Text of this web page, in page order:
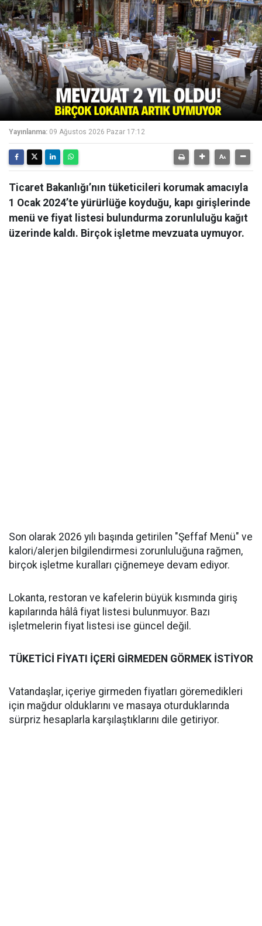
Yayınlanma: 09 Ağustos 2026 Pazar 17:12
Ticaret Bakanlığı’nın tüketicileri korumak amacıyla
1 Ocak 2024’te yürürlüğe koyduğu, kapı girişlerinde
menü ve fiyat listesi bulundurma zorunluluğu kağıt
üzerinde kaldı. Birçok işletme mevzuata uymuyor.
Son olarak 2026 yılı başında getirilen "Şeffaf Menü" ve
kalori/alerjen bilgilendirmesi zorunluluğuna rağmen,
birçok işletme kuralları çiğnemeye devam ediyor.
Lokanta, restoran ve kafelerin büyük kısmında giriş
kapılarında hâlâ fiyat listesi bulunmuyor. Bazı
işletmelerin fiyat listesi ise güncel değil.
TÜKETİCİ FİYATI İÇERİ GİRMEDEN GÖRMEK İSTİYOR
Vatandaşlar, içeriye girmeden fiyatları göremedikleri
için mağdur olduklarını ve masaya oturduklarında
sürpriz hesaplarla karşılaştıklarını dile getiriyor.